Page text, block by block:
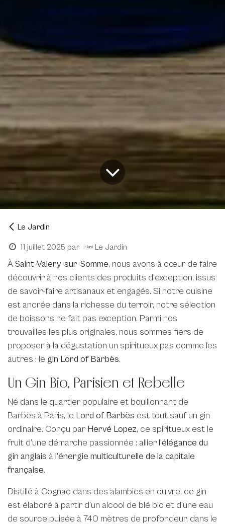
Le Jardin
11 juillet 2025 par Le Jardin
ÀSaint-Valery-sur-Somme, nous avons à cœur de faire
découvrir à nos clients des produits d’exception, issus
de savoir-faire artisanaux et engagés. Si notre cuisine
est ancrée dans la richesse du terroir, notre sélection
de boissons ne fait pas exception. Parmi nos
trouvailles les plus originales, nous sommes fiers de
proposer à la dégustation un spiritueux pas comme les
autres : le gin Lord of Barbès.
Un Gin Bio, Parisien et Rebelle
Né dans le quartier populaire et bouillonnant de
Barbès à Paris, le Lord of Barbès est tout sauf un gin
ordinaire. Conçu par Hervé Lopez, ce spiritueux est le
fruit d’une démarche passionnée : allierl’élégance du
gin anglais à l’énergie multiculturelle de la capitale
française.
Distillé à Cognac dans des alambics en cuivre, ce gin
est élaboré à partir d’un alcool de blé bio et d’une eau
de source puisée à 740 mètres de profondeur, dans le